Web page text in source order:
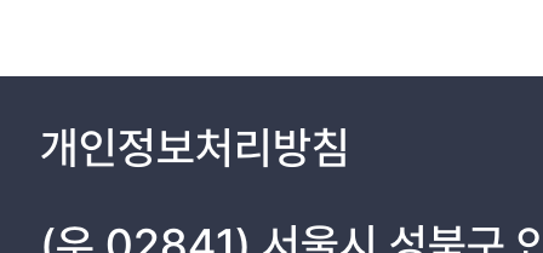
개인정보처리방침